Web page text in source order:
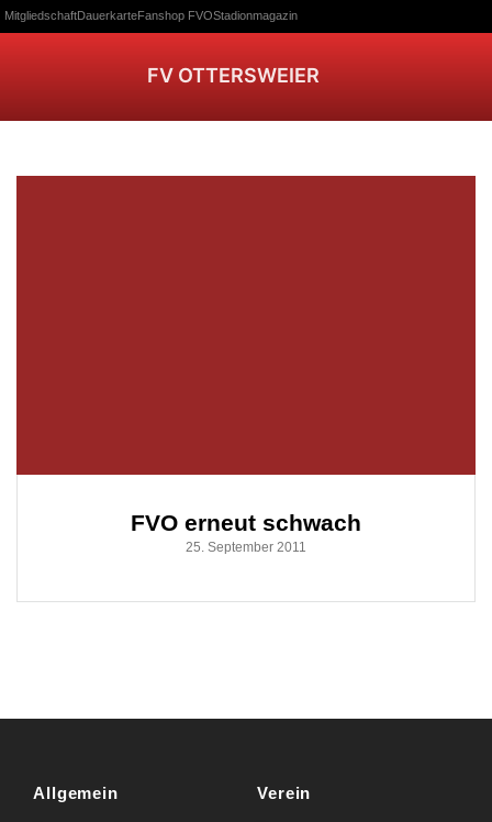
MitgliedschaftDauerkarteFanshop FVOStadionmagazin
FV OTTERSWEIER
FVO erneut schwach
25. September 2011
Allgemein Verein